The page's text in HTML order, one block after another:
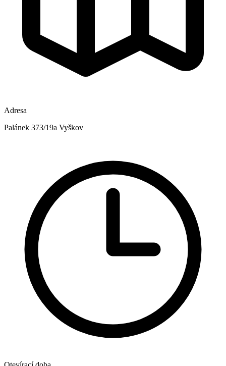
Adresa
Palánek 373/19a Vyškov